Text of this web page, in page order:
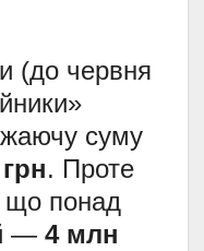
(до червня
суму
. Проте
що понад
— 4 млн